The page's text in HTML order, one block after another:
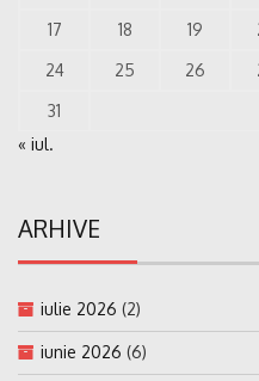
17
18 19
24
25 26
31
« iul.
ARHIVE
iulie 2026 (2)
iunie 2026 (6)